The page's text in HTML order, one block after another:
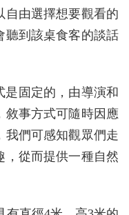
自由選擇想要觀看的
聽到該桌食客的談話
是固定的，由導演和
敘事方式可隨時因應
我們可感知觀眾們走
，從而提供一種自然